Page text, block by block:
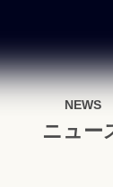
NEWS
ニュー